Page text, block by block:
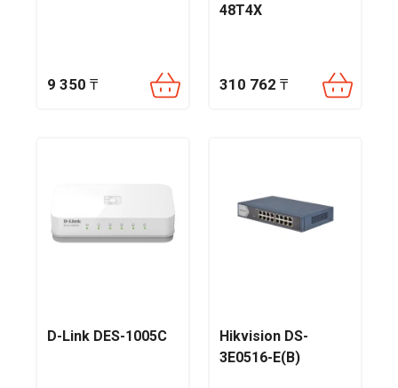
9 350 ₸
48T4X
310 762 ₸
D-Link DES-1005C
Hikvision DS-
3E0516-E(B)